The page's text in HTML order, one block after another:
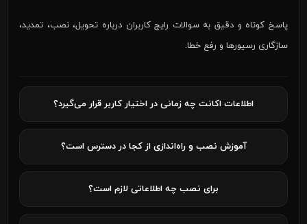
پاسخ کوتاه و دقیق به سوالات رایج کاربران درباره تحویل، نصب، تمدید،
سازگاری رسیورها و رفع خطا.
اطلاعات اکانت چه زمانی در اختیار کاربر قرار می‌گیرد؟
آموزش نصب و راه‌اندازی از کجا در دسترس است؟
برای نصب چه اطلاعاتی لازم است؟